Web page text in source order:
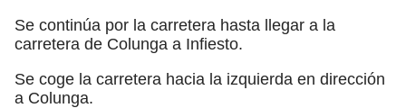
Se continúa por la carretera hasta llegar a la
carretera de Colunga a Infiesto.
Se coge la carretera hacia la izquierda en dirección
a Colunga.